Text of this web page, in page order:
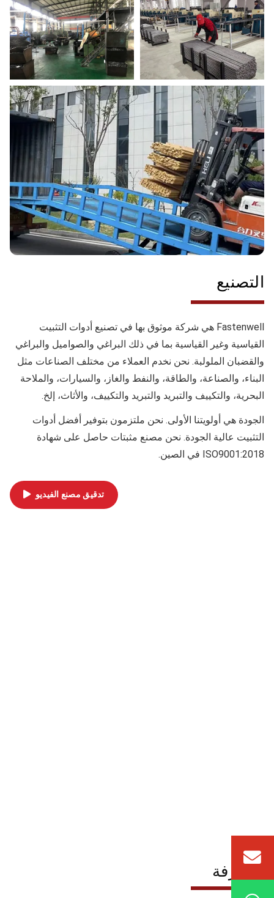
التصنيع
Fastenwell هي شركة موثوق بها في تصنيع أدوات التثبيت
القياسية وغير القياسية بما في ذلك البراغي والصواميل والبراغي
والقضبان الملولبة. نحن نخدم العملاء من مختلف الصناعات مثل
البناء، والصناعة، والطاقة، والنفط والغاز، والسيارات، والملاحة
البحرية، والتكييف والتبريد والتبريد والتكييف، والأثاث، إلخ.
الجودة هي أولويتنا الأولى. نحن ملتزمون بتوفير أفضل أدوات
التثبيت عالية الجودة. نحن مصنع مثبتات حاصل على شهادة
ISO9001:2018 في الصين.
تدقيق مصنع الفيديو
المعرفة